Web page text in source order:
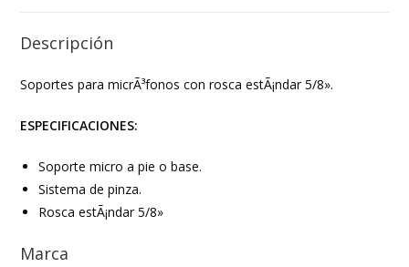
Descripción
Soportes para micrÃ³fonos con rosca estÃ¡ndar 5/8».
ESPECIFICACIONES:
Soporte micro a pie o base.
Sistema de pinza.
Rosca estÃ¡ndar 5/8»
Marca